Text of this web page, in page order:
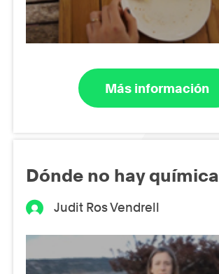
Más información
Dónde no hay química
Judit Ros Vendrell